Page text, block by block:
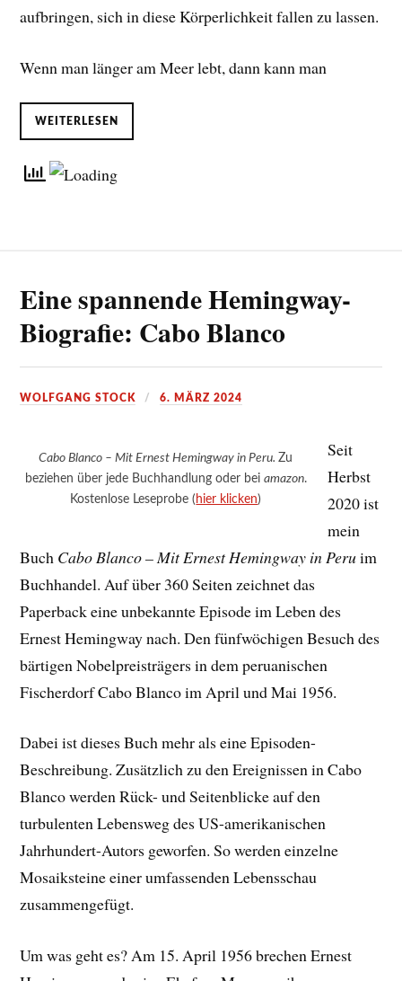
aufbringen, sich in diese Körperlichkeit fallen zu lassen.
Wenn man länger am Meer lebt, dann kann man
WEITERLESEN
Eine spannende Hemingway-
Biografie: Cabo Blanco
WOLFGANG STOCK 6. MÄRZ 2024
Cabo Blanco – Mit Ernest Hemingway in Peru.Zu
beziehen über jede Buchhandlung oder bei amazon.
Kostenlose Leseprobe ( hier klicken)
Seit
Herbst
2020 ist
mein
Buch Cabo Blanco – Mit Ernest Hemingway in Peruim
Buchhandel. Auf über 360 Seiten zeichnet das
Paperback eine unbekannte Episode im Leben des
Ernest Hemingway nach. Den fünfwöchigen Besuch des
bärtigen Nobelpreisträgers in dem peruanischen
Fischerdorf Cabo Blanco im April und Mai 1956.
Dabei ist dieses Buch mehr als eine Episoden-
Beschreibung. Zusätzlich zu den Ereignissen in Cabo
Blanco werden Rück- und Seitenblicke auf den
turbulenten Lebensweg des US-amerikanischen
Jahrhundert-Autors geworfen. So werden einzelne
Mosaiksteine einer umfassenden Lebensschau
zusammengefügt.
Um was geht es? Am 15. April 1956 brechen Ernest